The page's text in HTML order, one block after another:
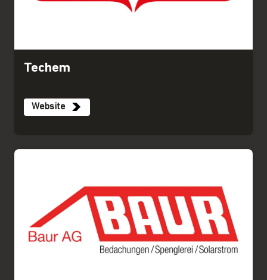
Techem
Website